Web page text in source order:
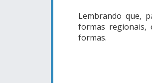
Lembrando que,
formas regionais,
formas.